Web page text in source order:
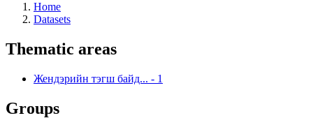
Home
Datasets
Thematic areas
Жендэрийн тэгш байд... - 1
Groups